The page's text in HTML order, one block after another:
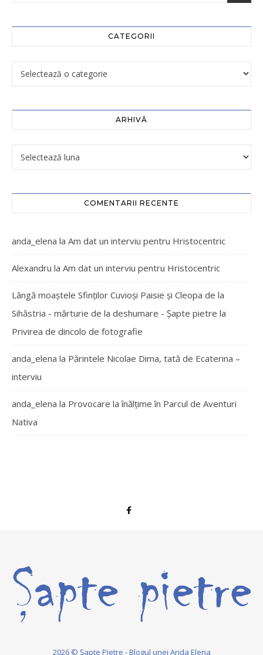
CATEGORII
ARHIVĂ
COMENTARII RECENTE
anda_elena la Am dat un interviu pentru Hristocentric
Alexandru la Am dat un interviu pentru Hristocentric
Lângă moaștele Sfinților Cuvioși Paisie și Cleopa de la
Sihăstria - mărturie de la deshumare - Şapte pietre la
Privirea de dincolo de fotografie
anda_elena la Părintele Nicolae Dima, tată de Ecaterina –
interviu
anda_elena la Provocare la înălțime în Parcul de Aventuri
Nativa
2026 © Șapte Pietre - Blogul unei Anda Elena